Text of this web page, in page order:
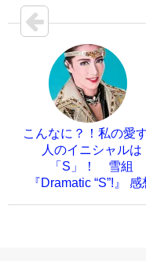
こんなに？！私の愛
人のイニシャルは
「S」！ 雪組
『Dramatic “S”!』 感